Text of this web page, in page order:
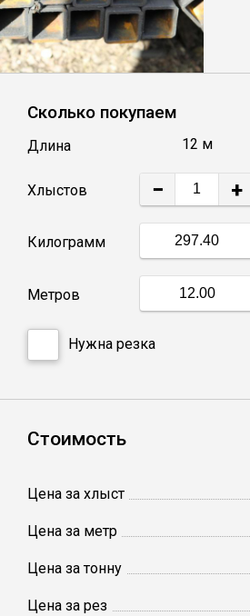
Балка
Швеллер
Квадрат
Труба профильная
Катанка
Полоса
Сколько покупаем
Длина 12 м
Хлыстов − +
Килограмм
Метров
Нужна резка
Стоимость
Цена за хлыст
Цена за метр
Цена за тонну
Цена за рез